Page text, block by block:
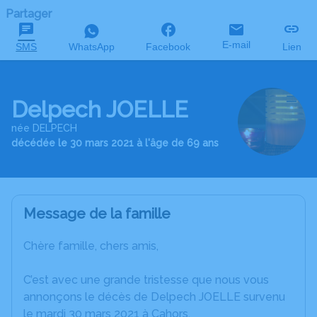
Partager
SMS WhatsApp Facebook E-mail Lien
Delpech JOELLE
née DELPECH
décédée le 30 mars 2021 à l'âge de 69 ans
Message de la famille
Chère famille, chers amis,
C’est avec une grande tristesse que nous vous
annonçons le décès de Delpech JOELLE survenu
le mardi 30 mars 2021 à Cahors.